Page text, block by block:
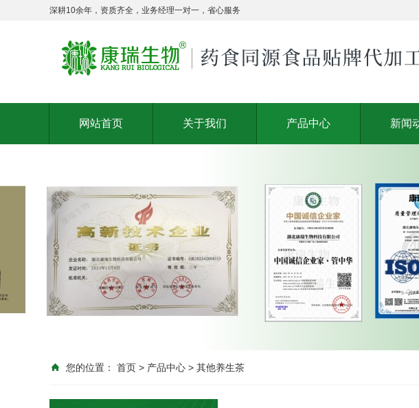
深耕10余年，资质齐全，业务经理一对一，省心服务
网站首页 关于我们 产品中心 新闻
您的位置： 首页 > 产品中心 > 其他养生茶